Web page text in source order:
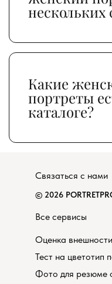
нескольких
Какие
портреты
каталоге?
Связаться с нами
© 2026
Все сервисы
Оценка
Тест на цветотип
Фото для резюме